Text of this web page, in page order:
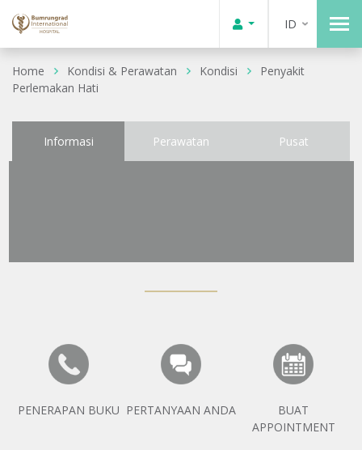
ID
Home Kondisi & Perawatan Kondisi
Penyakit
Perlemakan Hati
Informasi Perawatan Pusat
PENERAPAN BUKU PERTANYAAN ANDA
BUAT
APPOINTMENT